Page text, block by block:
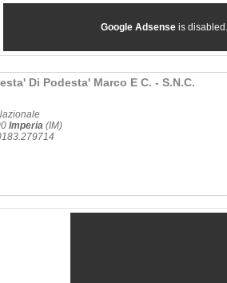
Google Adsense is disabled.
Di Podesta' Marco E C. - S.N.C.
Imperia (IM)